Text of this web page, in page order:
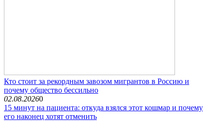
Кто стоит за рекордным завозом мигрантов в Россию и
почему общество бессильно
02.08.20260
15 минут на пациента: откуда взялся этот кошмар и почему
его наконец хотят отменить